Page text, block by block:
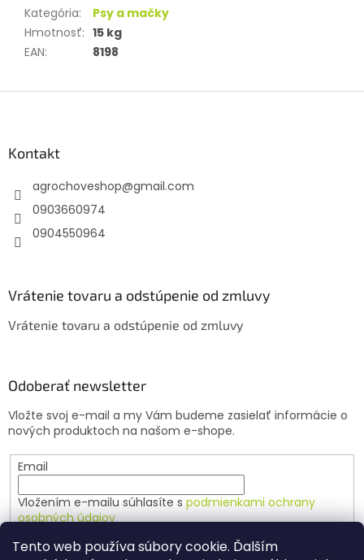
Tento web používa súbory cookie. Ďalším
Kategória:
Psy a mačky
Hmotnosť: 15 kg
EAN: 8198
Kontakt
agrochoveshop@gmail.com
0903660974
0904550964
Vrátenie tovaru a odstúpenie od zmluvy
Vrátenie tovaru a odstúpenie od zmluvy
Odoberať newsletter
Vložte svoj e-mail a my Vám budeme zasielať informácie o
nových produktoch na našom e-shope.
Email
Vložením e-mailu súhlasíte s podmienkami ochrany
osobných údajov
PRIHLÁSIŤ SA